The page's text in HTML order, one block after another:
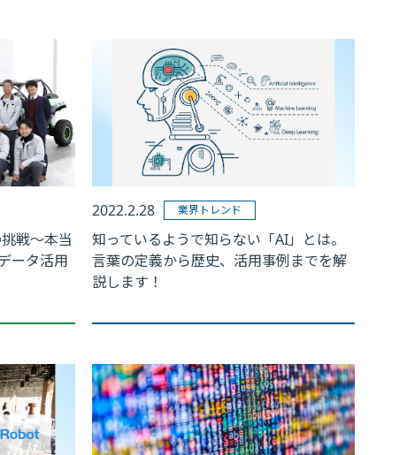
戦～本当
ータ活用
2022.2.28 業界トレンド
知っているようで知らない「AI」とは。
言葉の定義から歴史、活用事例までを解
説します！